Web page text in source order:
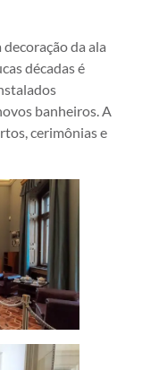
da ala
décadas é
banheiros. A
cerimônias e